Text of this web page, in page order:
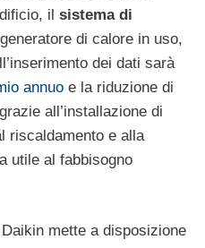
il sistema di
di calore in uso,
dei dati sarà
annuo e la riduzione di
all’installazione di
riscaldamento e alla
utile al fabbisogno
mette a disposizione